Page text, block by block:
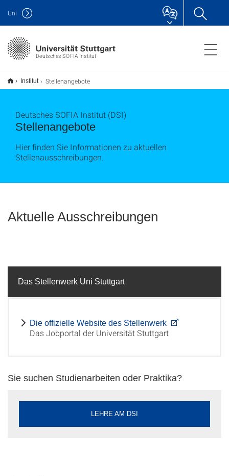
Deutsches SOFIA Institut
Uni
Institut Stellenangebote
Stellenangebote
Deutsches SOFIA Institut (DSI)
Hier finden Sie Informationen zu aktuellen
Stellenausschreibungen.
Aktuelle Ausschreibungen
Das Stellenwerk Uni Stuttgart
Die offizielle Website des Stellenwerk
Das Jobportal der Universität Stuttgart
Sie suchen Studienarbeiten oder Praktika?
LEHRE AM DSI